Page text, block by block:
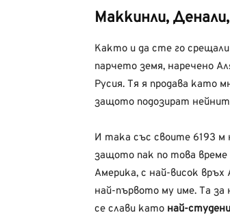
Маккинли,
Както и да сте го
парчето земя, наречено
Русия. Тя я продава като
защото подозират
И така със своите 6193 м
защото пак по това
Америка, с най-висок
най-първото му име. Та
се слави като най-